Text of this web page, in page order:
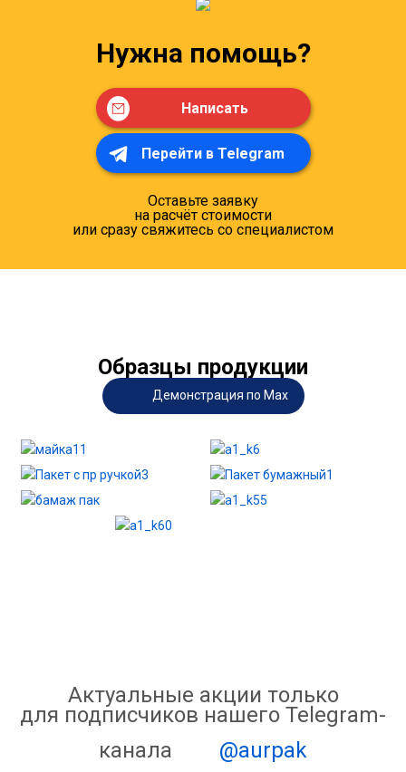
Нужна помощь?
Написать
Перейти в Telegram
Оставьте заявку
на расчёт стоимости
или сразу свяжитесь со специалистом
Образцы продукции
Демонстрация по Max
Актуальные акции только
для подписчиков нашего Telegram-
канала
@aurpak